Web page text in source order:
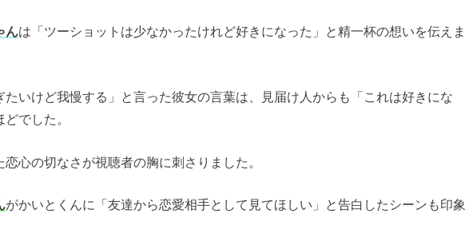
んは「ツーショットは少なかったけれど好きになった」と精一杯の想いを伝えま
たいけど我慢する」と言った彼女の言葉は、見届け人からも「これは好きにな
でした。
心の切なさが視聴者の胸に刺さりました。
がかいとくんに「友達から恋愛相手として見てほしい」と告白したシーンも印象